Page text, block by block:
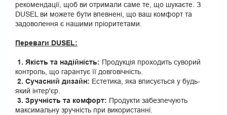
рекомендації, щоб ви отримали саме те, що шукаєте. З
DUSEL ви можете бути впевнені, що ваш комфорт та
задоволення є нашими пріоритетами.
Переваги DUSEL:
1. Якість та надійність: Продукція проходить суворий
контроль, що гарантує її довговічність.
2. Сучасний дизайн: Естетика, яка вписується у будь-
який інтер'єр.
3. Зручність та комфорт: Продукти забезпечують
максимальну зручність при використанні.